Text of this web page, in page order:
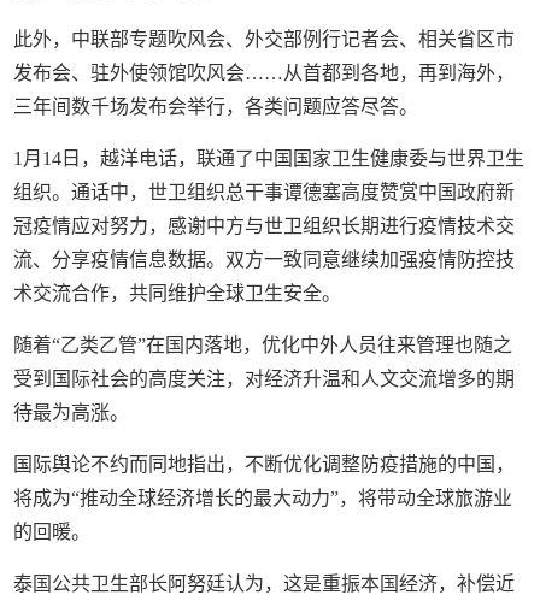
此外，中联部专题吹风会、外交部例行记者会、相关省区市
发布会、驻外使领馆吹风会……从首都到各地，再到海外，
三年间数千场发布会举行，各类问题应答尽答。
1月14日，越洋电话，联通了中国国家卫生健康委与世界卫生
组织。通话中，世卫组织总干事谭德塞高度赞赏中国政府新
冠疫情应对努力，感谢中方与世卫组织长期进行疫情技术交
流、分享疫情信息数据。双方一致同意继续加强疫情防控技
术交流合作，共同维护全球卫生安全。
随着“乙类乙管”在国内落地，优化中外人员往来管理也随之
受到国际社会的高度关注，对经济升温和人文交流增多的期
待最为高涨。
国际舆论不约而同地指出，不断优化调整防疫措施的中国，
将成为“推动全球经济增长的最大动力”，将带动全球旅游业
的回暖。
泰国公共卫生部长阿努廷认为，这是重振本国经济，补偿近